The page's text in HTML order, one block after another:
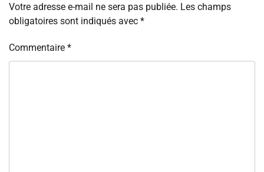
Votre adresse e-mail ne sera pas publiée. Les champs
obligatoires sont indiqués avec *
Commentaire *